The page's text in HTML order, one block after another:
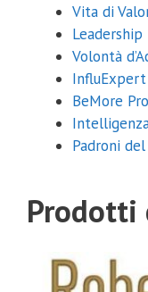
Vita di
Volontà
BeMore
Padroni
Prodotti